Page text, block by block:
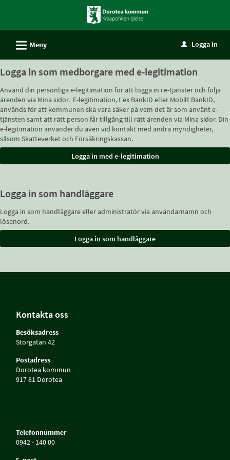
Dorotea
kommun
L Meny u Logga in
Logga in som medborgare med e-legitimation
Använd din personliga e-legitimation för att logga in i e-tjänster och följa
ärenden via Mina sidor. E-legitimation, t ex BankID eller Mobilt BankID,
används för att kommunen ska vara säker på vem det är som använt e-
tjänsten samt att rätt person får tillgång till rätt ärenden via Mina sidor. Din
e-legitimation använder du även vid kontakt med andra myndigheter,
såsom Skatteverket och Försäkringskassan.
Logga in som handläggare
Logga in som handläggare eller administratör via användarnamn och
lösenord.
Kontakta oss
Besöksadress
Storgatan 42
Postadress
Dorotea kommun
917 81 Dorotea
Telefonnummer
0942 - 140 00